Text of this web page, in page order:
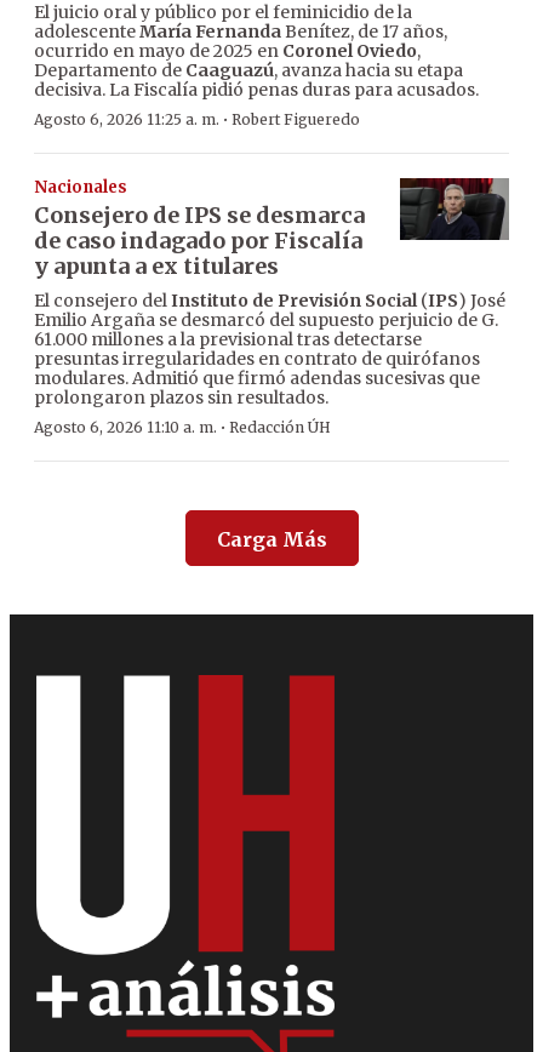
El juicio oral y público por el feminicidio de la
adolescenteMaría FernandaBenítez, de 17 años,
ocurrido en mayo de 2025 en Coronel Oviedo,
Departamento de Caaguazú, avanza hacia su etapa
decisiva. La Fiscalía pidió penas duras para acusados.
Agosto 6, 2026 11:25 a. m. · Robert Figueredo
Nacionales
Consejero de IPS se desmarca
de caso indagado por Fiscalía
y apunta a ex titulares
El consejero delInstituto de Previsión Social(IPS) José
Emilio Argaña se desmarcó del supuesto perjuicio de G.
61.000 millones a la previsional tras detectarse
presuntas irregularidades en contrato de quirófanos
modulares. Admitió que firmó adendas sucesivas que
prolongaron plazos sin resultados.
Agosto 6, 2026 11:10 a. m. · Redacción ÚH
Carga Más